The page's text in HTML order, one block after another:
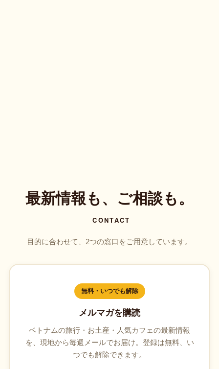
最新情報も、ご相談も。
CONTACT
目的に合わせて、2つの窓口をご用意しています。
無料・いつでも解除
メルマガを購読
ベトナムの旅行・お土産・人気カフェの最新情報
を、現地から毎週メールでお届け。登録は無料、い
つでも解除できます。